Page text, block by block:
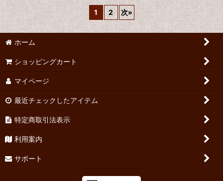
1 2 次»
ホーム
ショッピングカート
マイページ
最近チェックしたアイテム
特定商取引法表示
利用案内
サポート